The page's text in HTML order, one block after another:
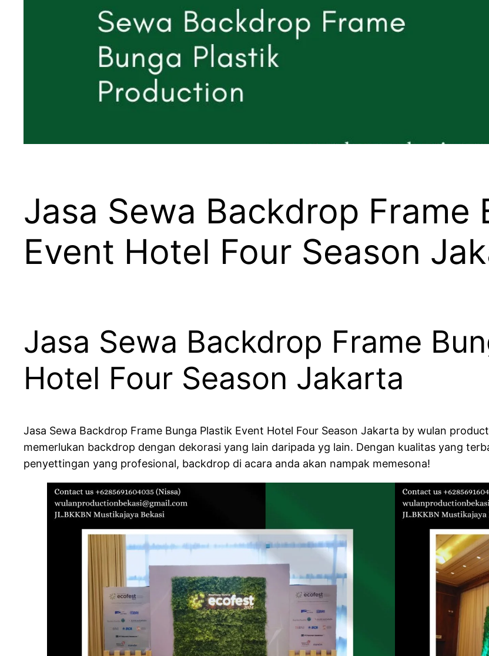
Jasa Sewa Backdrop Frame
Event Hotel Four Season
Jasa Sewa Backdrop Frame
Hotel Four Season Jakarta
Jasa Sewa Backdrop Frame Bunga Plastik Event Hotel Four Season Jakarta by wulan
memerlukan backdrop dengan dekorasi yang lain daripada yg lain. Dengan kualitas yang
penyettingan yang profesional, backdrop di acara anda akan nampak memesona!